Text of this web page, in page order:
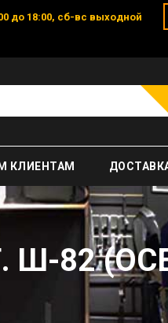
до 18:00, сб-вс выходной
КЛИЕНТАМ
82